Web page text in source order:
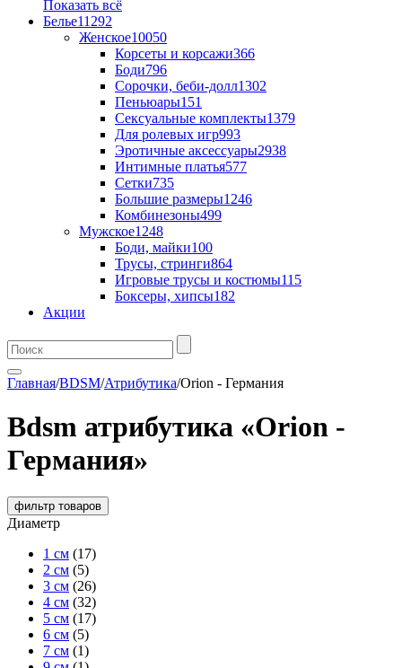
Показать всё
Белье11292
Женское10050
Корсеты и корсажи366
Боди796
Сорочки, беби-долл1302
Пеньюары151
Сексуальные комплекты1379
Для ролевых игр993
Эротичные аксессуары2938
Интимные платья577
Сетки735
Большие размеры1246
Комбинезоны499
Мужское1248
Боди, майки100
Трусы, стринги864
Игровые трусы и костюмы115
Боксеры, хипсы182
Акции
Главная/BDSM/Атрибутика/Orion - Германия
Bdsm атрибутика «Orion -
Германия»
фильтр товаров
Диаметр
1 см (17)
2 см (5)
3 см (26)
4 см (32)
5 см (17)
6 см (5)
7 см (1)